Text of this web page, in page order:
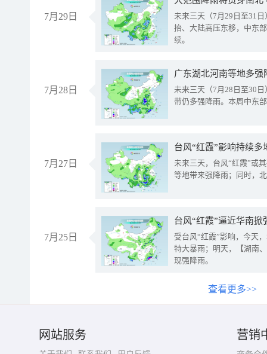
7月29日
未来三天（7月29日至31
抬、大陆高压东移，中东
续。
7月28日
广东湖北河南等地多
未来三天（7月28日至30
带仍多强降雨。本周中东
7月27日
台风“红霞”影响持续
未来三天，台风“红霞”或
等地带来强降雨；同时，
7月25日
台风“红霞”逼近华南
受台风“红霞”影响，今天
特大暴雨；明天，【湖南
现强降雨。
查看更多>>
网站服务 营销